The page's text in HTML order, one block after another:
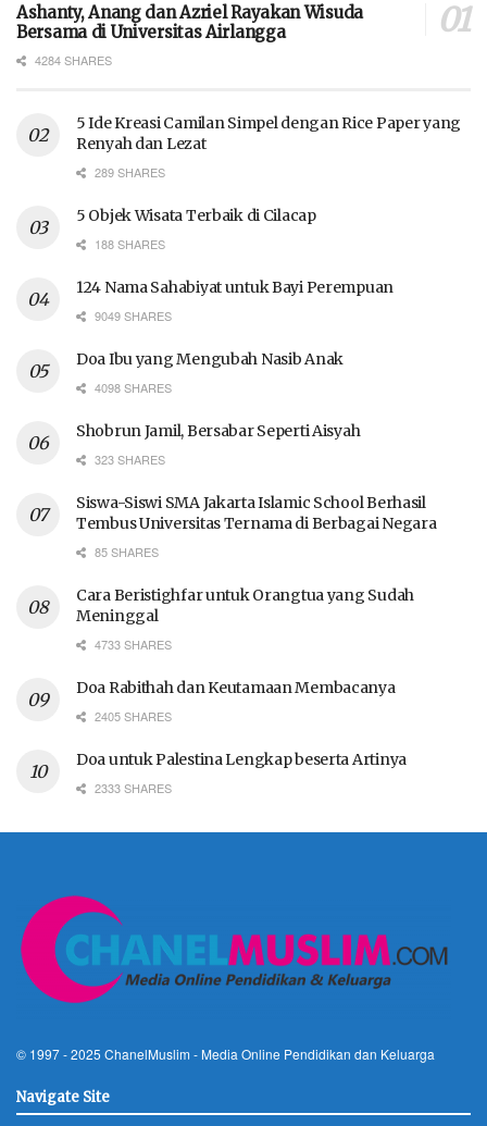
Ashanty, Anang dan Azriel Rayakan Wisuda
Bersama di Universitas Airlangga
4284 SHARES
5 Ide Kreasi Camilan Simpel dengan Rice Paper yang
Renyah dan Lezat
289 SHARES
5 Objek Wisata Terbaik di Cilacap
188 SHARES
124 Nama Sahabiyat untuk Bayi Perempuan
9049 SHARES
Doa Ibu yang Mengubah Nasib Anak
4098 SHARES
Shobrun Jamil, Bersabar Seperti Aisyah
323 SHARES
Siswa-Siswi SMA Jakarta Islamic School Berhasil
Tembus Universitas Ternama di Berbagai Negara
85 SHARES
Cara Beristighfar untuk Orangtua yang Sudah
Meninggal
4733 SHARES
Doa Rabithah dan Keutamaan Membacanya
2405 SHARES
Doa untuk Palestina Lengkap beserta Artinya
2333 SHARES
© 1997 - 2025 ChanelMuslim - Media Online Pendidikan dan Keluarga
Navigate Site